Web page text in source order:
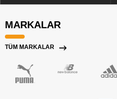
MARKALAR
TÜM MARKALAR